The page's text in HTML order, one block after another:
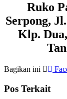
Ruko
Serpong,
Klp.
Bagikan ini
Pos Terkait